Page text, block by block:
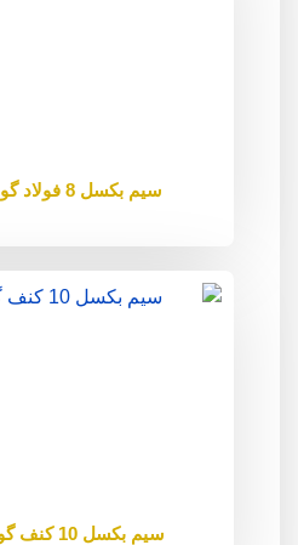
سیم بکسل 8 فولاد گوستاولف آلمان
سیم بکسل 10 کنف گوستاولف آلمان